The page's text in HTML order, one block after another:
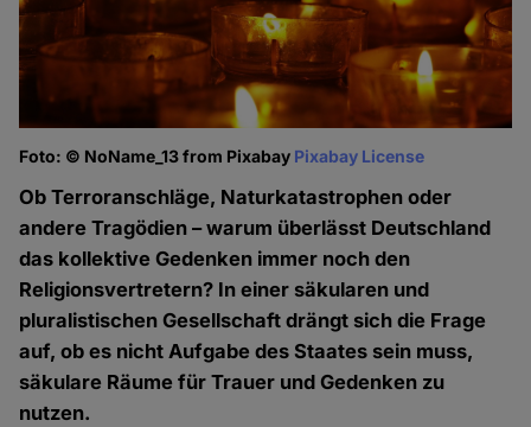
Foto: © NoName_13 from Pixabay Pixabay License
Ob Terroranschläge, Naturkatastrophen oder
andere Tragödien – warum überlässt Deutschland
das kollektive Gedenken immer noch den
Religionsvertretern? In einer säkularen und
pluralistischen Gesellschaft drängt sich die Frage
auf, ob es nicht Aufgabe des Staates sein muss,
säkulare Räume für Trauer und Gedenken zu
nutzen.